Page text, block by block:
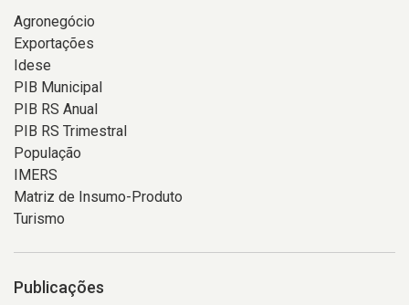
Agronegócio
Exportações
Idese
PIB Municipal
PIB RS Anual
PIB RS Trimestral
População
IMERS
Matriz de Insumo-Produto
Turismo
Publicações